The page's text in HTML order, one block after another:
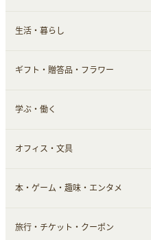
スーツ・フォーマル
食材宅配
ヘアケア
メンズ美容
美容・ダイエット用品
脱毛用品
美容食品
健康食品｜乳酸菌・ケフィア
健康食品｜その他
スポーツ・フィットネス
日用品・薬局・からだ
家電・パソコン・ソフトウェア
スマホ・携帯電話・SIM
すべて見る
クレジットカード
生活・暮らし
すべて見る
車情報・カーシェア・レンタル
お役立ち
生活雑貨・家具インテリア
赤ちゃん・こども・マタニティ
ギフト・贈答品・フラワー
すべて見る
ギフト・贈答品
フラワー
学ぶ・働く
すべて見る
習い事・学習・学校
オフィス・文具
すべて見る
オフィス・文具
本・ゲーム・趣味・エンタメ
すべて見る
旅行・チケット・クーポン